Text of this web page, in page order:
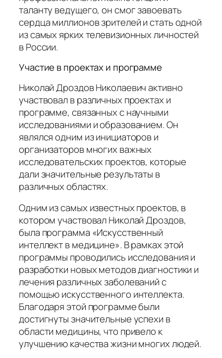
таланту ведущего, он смог завоевать
сердца миллионов зрителей и стать одной
из самых ярких телевизионных личностей
в России.
Участие в проектах и программе
Николай Дроздов Николаевич активно
участвовал в различных проектах и
программе, связанных с научными
исследованиями и образованием. Он
являлся одним из инициаторов и
организаторов многих важных
исследовательских проектов, которые
дали значительные результаты в
различных областях.
Одним из самых известных проектов, в
котором участвовал Николай Дроздов,
была программа «Искусственный
интеллект в медицине». В рамках этой
программы проводились исследования и
разработки новых методов диагностики и
лечения различных заболеваний с
помощью искусственного интеллекта.
Благодаря этой программе были
достигнуты значительные успехи в
области медицины, что привело к
улучшению качества жизни многих людей.